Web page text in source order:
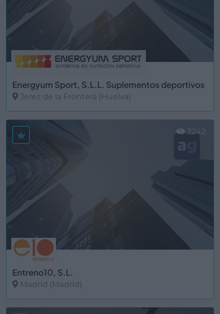
Energyum Sport, S.L.L. Suplementos deportivos
Jerez de la Frontera (Huelva)
Entreno10, S.L.
Madrid (Madrid)
3242